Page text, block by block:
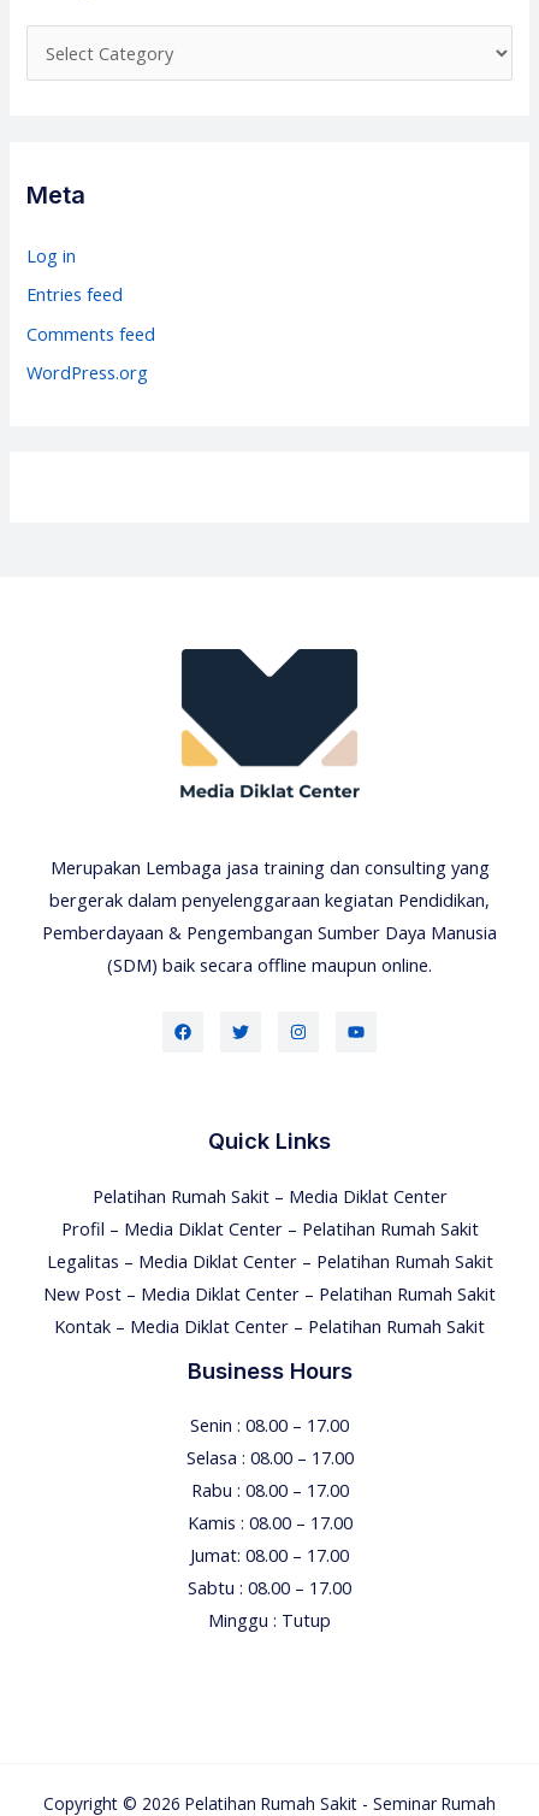
a
g
r
i
Meta
Log in
Entries feed
Comments feed
WordPress.org
Merupakan Lembaga jasa training dan consulting yang
bergerak dalam penyelenggaraan kegiatan Pendidikan,
Pemberdayaan & Pengembangan Sumber Daya Manusia
(SDM) baik secara offline maupun online.
Quick Links
Pelatihan Rumah Sakit – Media Diklat Center
Profil – Media Diklat Center – Pelatihan Rumah Sakit
Legalitas – Media Diklat Center – Pelatihan Rumah Sakit
New Post – Media Diklat Center – Pelatihan Rumah Sakit
Kontak – Media Diklat Center – Pelatihan Rumah Sakit
Business Hours
Senin : 08.00 – 17.00
Selasa : 08.00 – 17.00
Rabu : 08.00 – 17.00
Kamis : 08.00 – 17.00
Jumat: 08.00 – 17.00
Sabtu : 08.00 – 17.00
Minggu : Tutup
Copyright © 2026 Pelatihan Rumah Sakit - Seminar Rumah